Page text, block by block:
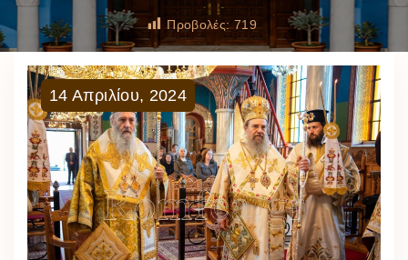
Προβολές: 719
14 Απριλίου, 2024